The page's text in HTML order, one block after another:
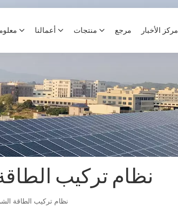
أعمالنا منتجات مرجع مركز الأخبار
نظام تركيب
نظام تركيب الطاقة